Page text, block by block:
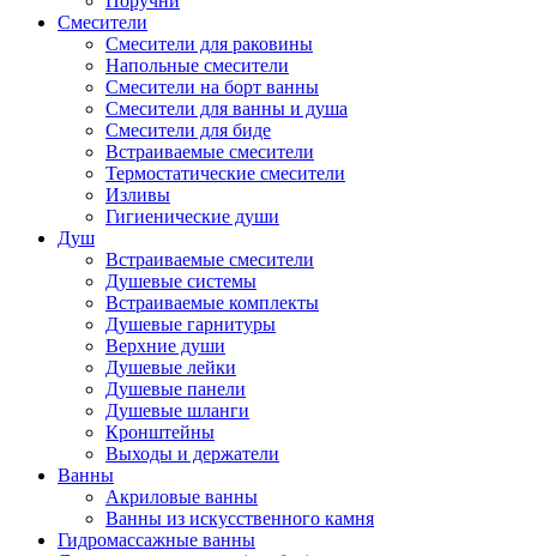
Смесители
Смесители для раковины
Напольные смесители
Смесители на борт ванны
Смесители для ванны и душа
Смесители для биде
Встраиваемые смесители
Термостатические смесители
Изливы
Гигиенические души
Душ
Встраиваемые смесители
Душевые системы
Встраиваемые комплекты
Душевые гарнитуры
Верхние души
Душевые лейки
Душевые панели
Душевые шланги
Кронштейны
Выходы и держатели
Ванны
Акриловые ванны
Ванны из искусственного камня
Гидромассажные ванны